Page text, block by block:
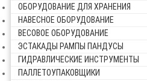
ОБОРУДОВАНИЕ ДЛЯ ХРАНЕНИЯ
НАВЕСНОЕ ОБОРУДОВАНИЕ
ВЕСОВОЕ ОБОРУДОВАНИЕ
ЭСТАКАДЫ РАМПЫ ПАНДУСЫ
ГИДРАВЛИЧЕСКИЕ ИНСТРУМЕНТЫ
ПАЛЛЕТОУПАКОВЩИКИ